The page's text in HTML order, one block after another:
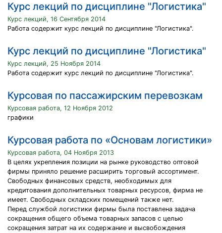
Курс лекций по дисциплине "Логистика"
Курс лекций, 16 Сентября 2014
Работа содержит курс лекций по дисциплине "Логистика".
Курс лекций по дисциплине "Логистика"
Курс лекций, 25 Ноября 2014
Работа содержит курс лекций по дисциплине "Логистика".
Курсовая по пассажирским перевозкам
Курсовая работа, 12 Ноября 2012
графики
Курсовая работа по «Основам логистики»
Курсовая работа, 04 Ноября 2013
В целях укрепления позиции на рынке руководство оптовой
фирмы приняло решение расширить торговый ассортимент.
Свободных финансовых средств, необходимых для
кредитования дополнительных товарных ресурсов, фирма не
имеет. Свободных складских помещений также нет.
Перед службой логистики фирмы была поставлена задача
сокращения общего объема товарных запасов с целью
сокращения затрат на их содержание и высвобождения